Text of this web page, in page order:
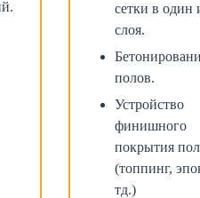
сетки в один
слоя.
полов.
Устройство
финишного
покрытия
(топпинг,
тд.)